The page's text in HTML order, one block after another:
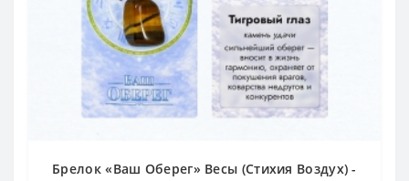
Брелок «Ваш Оберег» Весы (Стихия Воздух) -